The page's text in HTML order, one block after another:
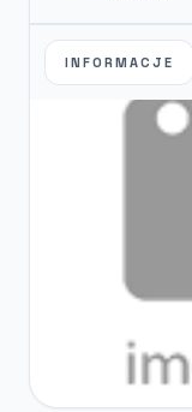
INFORMACJE